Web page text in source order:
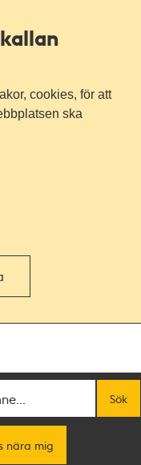
cookies, för att
ska
Sök
nära mig